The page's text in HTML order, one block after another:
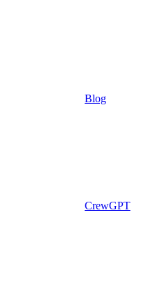
Blog
CrewGPT